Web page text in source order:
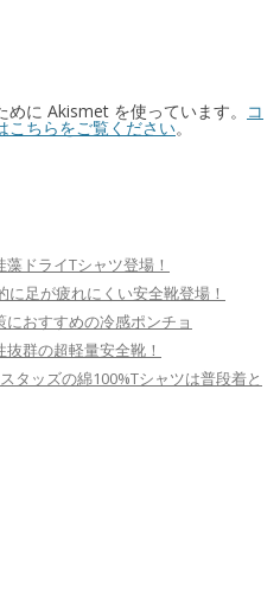
に Akismet を使っています。 コ
こちらをご覧ください。
ドライTシャツ登場！
足が疲れにくい安全靴登場！
おすすめの冷感ポンチョ
群の超軽量安全靴！
タッズの綿100%Tシャツは普段着と